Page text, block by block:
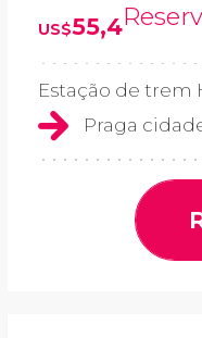
US$55,4
Estação de trem
Praga